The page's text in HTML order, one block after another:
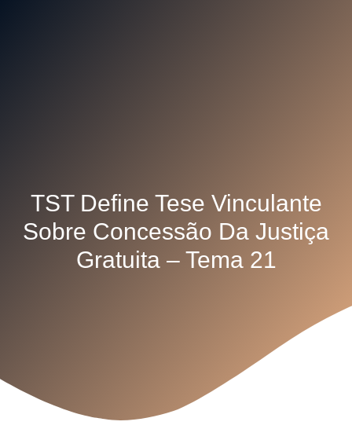
TST Define Tese Vinculante
Sobre Concessão Da Justiça
Gratuita – Tema 21